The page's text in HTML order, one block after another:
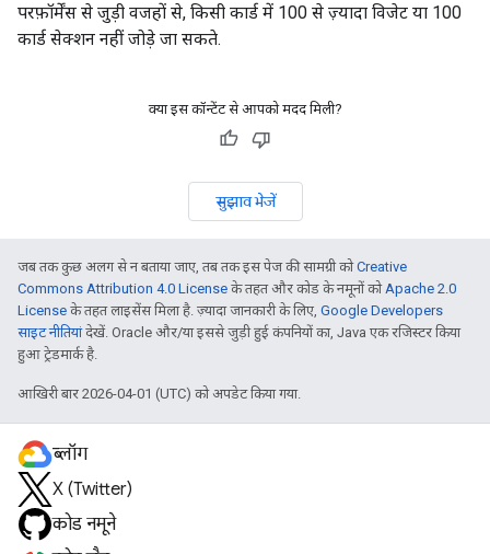
परफ़ॉर्मेंस से जुड़ी वजहों से, किसी कार्ड में 100 से ज़्यादा विजेट या 100
कार्ड सेक्शन नहीं जोड़े जा सकते.
क्या इस कॉन्टेंट से आपको मदद मिली?
सुझाव भेजें
जब तक कुछ अलग से न बताया जाए, तब तक इस पेज की सामग्री कोCreative
Commons Attribution 4.0 License के तहत और कोड के नमूनों को Apache 2.0
License के तहत लाइसेंस मिला है. ज़्यादा जानकारी के लिए, Google Developers
साइट नीतियांदेखें. Oracle और/या इससे जुड़ी हुई कंपनियों का, Java एक रजिस्टर किया
हुआ ट्रेडमार्क है.
आखिरी बार 2026-04-01 (UTC) को अपडेट किया गया.
ब्लॉग
X (Twitter)
कोड नमूने